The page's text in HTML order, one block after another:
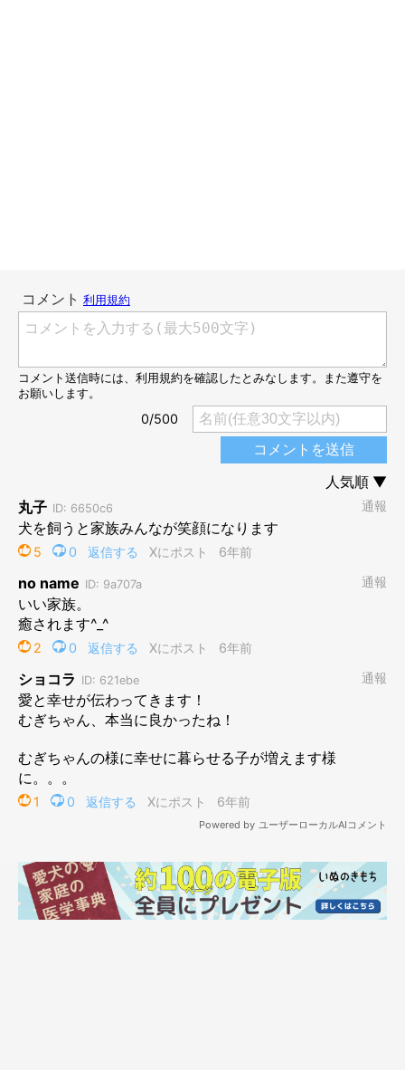
ちょうどその頃、「犬を飼いたい」という想いを抱いていた飼い
主さんご夫婦。ある日、石垣島の里親募集や収容犬の情報を載せ
ているFacebookのページで、むぎちゃんのことを見つけます。
飼い主さんご夫婦の知り合いには、保健所から犬を引き取って飼
っている人が多いようで、ふたりにとっても「犬を飼うならば保
護犬を」ということは、ごく自然な選択だったのだそう。